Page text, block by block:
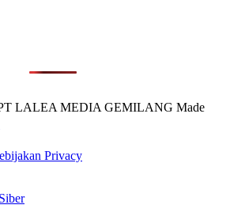
LALEA MEDIA GEMILANG Made
Privacy